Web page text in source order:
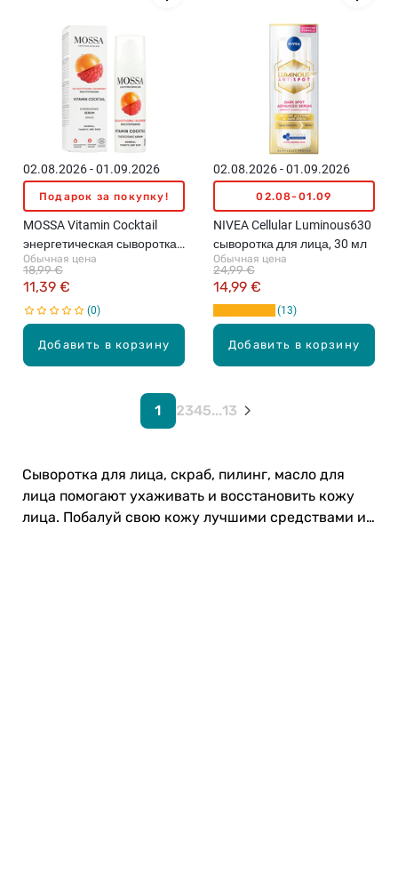
Добавить в корзину
02.08.2026 - 01.09.2026
Подарок за покупку!
MOSSA Vitamin Cocktail
энергетическая сыворотка
для кожи лица, 30мл
Обычная цена
11,39 €
18,99 €
0
Добавить в корзину
02.08.2026 - 01.09.2026
02.08-01.09
NIVEA Cellular Luminous630
сыворотка для лица, 30 мл
Обычная цена
14,99 €
24,99 €
13
1 2345...13
Сыворотка для лица, скраб, пилинг, масло для
лица помогают ухаживать и восстановить кожу
лица. Побалуй свою кожу лучшими средствами из